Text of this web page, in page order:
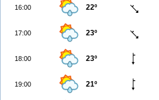
16:00 22º
17:00 23º
18:00 23º
19:00 21º